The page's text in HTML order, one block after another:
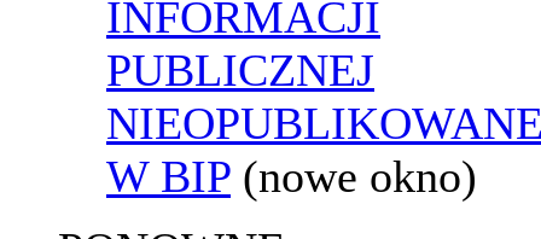
INFORMACJI
PUBLICZNEJ
W BIP (nowe okno)